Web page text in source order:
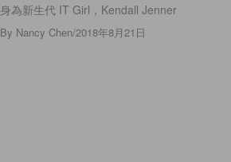
身為新生代 IT Girl，Kendall Jenner
By Nancy Chen/2018年8月21日